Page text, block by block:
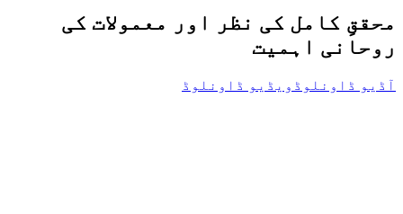
محققِ کامل کی نظر اور معمولات کی
روحانی اہمیت
آڈیو ڈاونلوڈ ویڈیو ڈاونلوڈ